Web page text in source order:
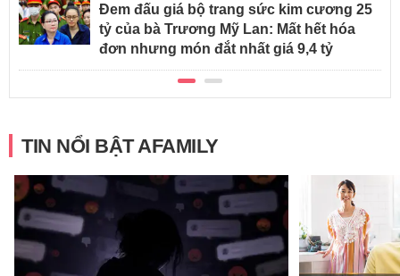
Đem đấu giá bộ trang sức kim cương 25
tỷ của bà Trương Mỹ Lan: Mất hết hóa
đơn nhưng món đắt nhất giá 9,4 tỷ
TIN NỔI BẬT AFAMILY